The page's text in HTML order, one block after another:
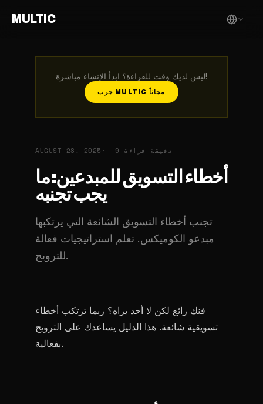
MULTIC
ليس لديك وقت للقراءة؟ ابدأ الإنشاء مباشرة!
جرب MULTIC مجاناً
AUGUST 28, 2025 9 دقيقة قراءة
أخطاء التسويق للمبدعين: ما
يجب تجنبه
تجنب أخطاء التسويق الشائعة التي يرتكبها
مبدعو الكوميكس. تعلم استراتيجيات فعالة
للترويج.
فنك رائع لكن لا أحد يراه؟ ربما ترتكب أخطاء
تسويقية شائعة. هذا الدليل يساعدك على الترويج
بفعالية.